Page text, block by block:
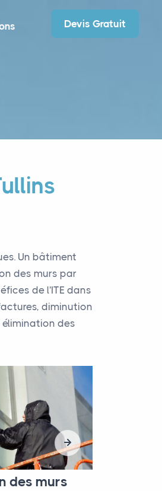
Devis Gratuit
Un bâtiment
des murs par
de l'ITE dans
diminution
des
des murs